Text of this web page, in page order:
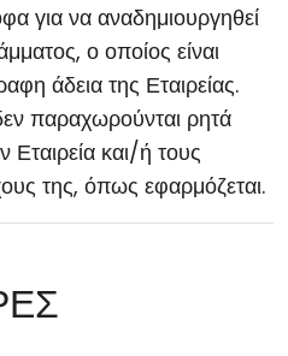
για να αναδημιουργηθεί
ο οποίος είναι
άδεια της Εταιρείας.
παραχωρούνται ρητά
Εταιρεία και/ή τους
της, όπως εφαρμόζεται.